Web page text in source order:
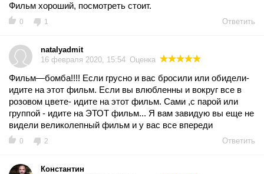
Фильм хороший, посмотреть стоит.
0 1 Ответить
natalyadmit
16 февраля 2020, 15:54 Оценка
Фильм—бомба!!!! Если грусно и вас бросили или обидели-
идите на этот фильм. Если вы влюбленны и вокруг все в
розовом цвете- идите на этот фильм. Сами ,с парой или
группой - идите на ЭТОТ фильм... Я вам завидую вы еще не
видели великолепный фильм и у вас все впереди
0 2 Ответить
Константин